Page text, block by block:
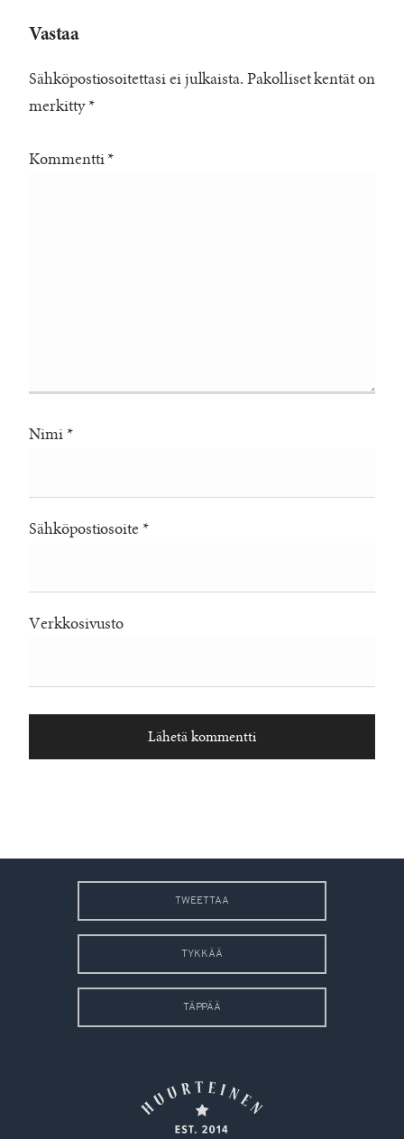
Vastaa
Sähköpostiosoitettasi ei julkaista. Pakolliset kentät on
merkitty *
Kommentti *
Nimi *
Sähköpostiosoite *
Verkkosivusto
TWEETTAA
TYKKÄÄ
TÄPPÄÄ